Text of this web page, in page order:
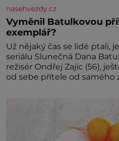
nasehvezdy.cz
Vyměnil Batulkovou
exemplář?
Už nějaký čas se lidé ptali,
seriálu Slunečná Dana
režisér Ondřej Zajíc (56), ještě
od sebe přítele od samého